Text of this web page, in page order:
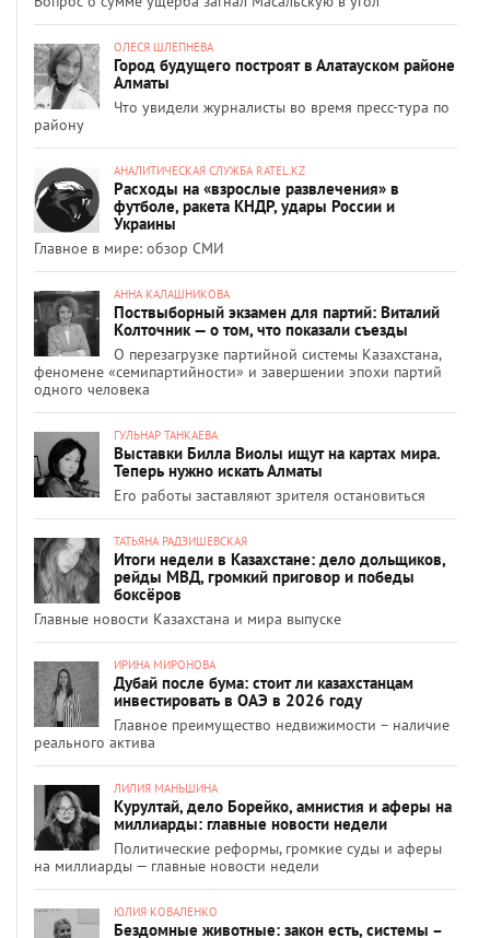
ОЛЕСЯ ШЛЕПНЕВА
Город будущего построят в Алатауском районе
Алматы
Что увидели журналисты во время пресс-тура по
району
АНАЛИТИЧЕСКАЯ СЛУЖБА RATEL.KZ
Расходы на «взрослые развлечения» в
футболе, ракета КНДР, удары России и
Украины
Главное в мире: обзор СМИ
АННА КАЛАШНИКОВА
Поствыборный экзамен для партий: Виталий
Колточник — о том, что показали съезды
О перезагрузке партийной системы Казахстана,
феномене «семипартийности» и завершении эпохи партий
одного человека
ГУЛЬНАР ТАНКАЕВА
Выставки Билла Виолы ищут на картах мира.
Теперь нужно искать Алматы
Его работы заставляют зрителя остановиться
ТАТЬЯНА РАДЗИШЕВСКАЯ
Итоги недели в Казахстане: дело дольщиков,
рейды МВД, громкий приговор и победы
боксёров
Главные новости Казахстана и мира выпуске
ИРИНА МИРОНОВА
Дубай после бума: стоит ли казахстанцам
инвестировать в ОАЭ в 2026 году
Главное преимущество недвижимости – наличие
реального актива
ЛИЛИЯ МАНЬШИНА
Курултай, дело Борейко, амнистия и аферы на
миллиарды: главные новости недели
Политические реформы, громкие суды и аферы
на миллиарды — главные новости недели
ЮЛИЯ КОВАЛЕНКО
Бездомные животные: закон есть, системы –